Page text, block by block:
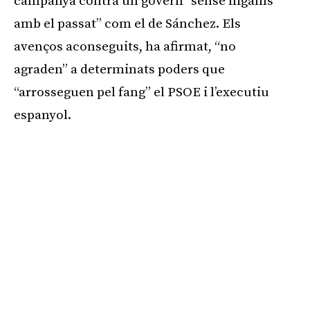
amb el passat” com el de Sánchez. Els
avenços aconseguits, ha afirmat, “no
agraden” a determinats poders que
“arrosseguen pel fang” el PSOE i l’executiu
espanyol.